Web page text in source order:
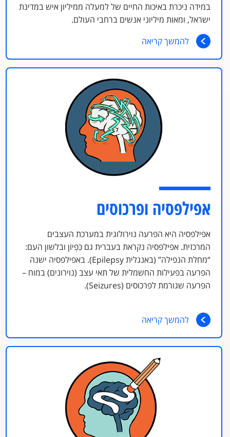
במידה ניכרת באיכות החיים של למעלה ממיליון איש במדינת
ישראל, ומאות מיליוני אנשים ברחבי העולם.
להמשך קריאה
אפילפסיה ופרכוסים
אפילפסיה היא הפרעה נוירולוגית במערכת העצבים
המרכזית. אפילפסיה נקראת בעברית גם כִּפְיוֹן ובלשון העם:
“מחלת הנפילה” (באנגלית Epilepsy). באפילפסיה ישנה
הפרעה בפעילות החשמלית של תאי עצב (נוירונים) במוח –
הפרעה שגורמת לפרכוסים (Seizures).
להמשך קריאה